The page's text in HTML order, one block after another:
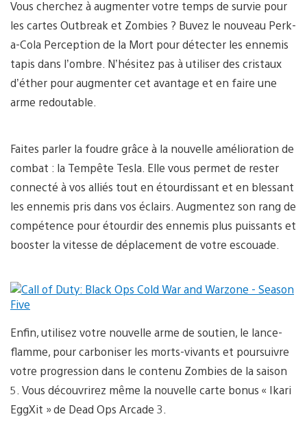
Vous cherchez à augmenter votre temps de survie pour
les cartes Outbreak et Zombies ? Buvez le nouveau Perk-
a-Cola Perception de la Mort pour détecter les ennemis
tapis dans l’ombre. N’hésitez pas à utiliser des cristaux
d’éther pour augmenter cet avantage et en faire une
arme redoutable.
Faites parler la foudre grâce à la nouvelle amélioration de
combat : la Tempête Tesla. Elle vous permet de rester
connecté à vos alliés tout en étourdissant et en blessant
les ennemis pris dans vos éclairs. Augmentez son rang de
compétence pour étourdir des ennemis plus puissants et
booster la vitesse de déplacement de votre escouade.
Enfin, utilisez votre nouvelle arme de soutien, le lance-
flamme, pour carboniser les morts-vivants et poursuivre
votre progression dans le contenu Zombies de la saison
5. Vous découvrirez même la nouvelle carte bonus « Ikari
EggXit » de Dead Ops Arcade 3.